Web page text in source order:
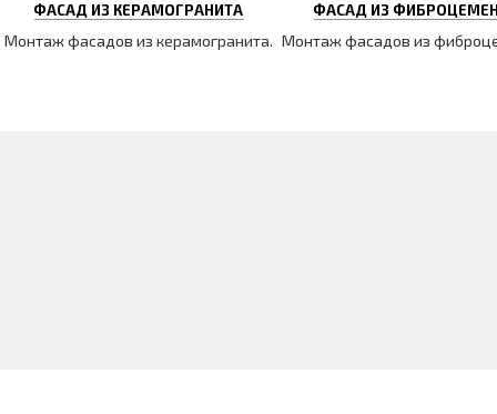
ФАСАД ИЗ КЕРАМОГРАНИТА
Монтаж фасадов из керамогранита.
ФАСАД ИЗ
Монтаж фасадов из